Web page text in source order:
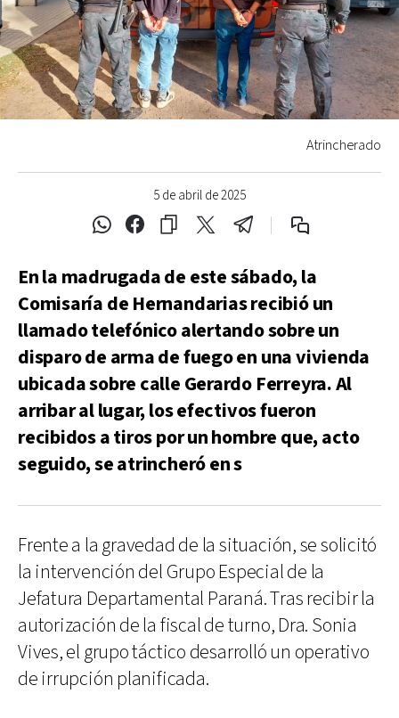
5 de abril de 2025
Atrincherado
En la madrugada de este sábado, la
Comisaría de Hernandarias recibió un
llamado telefónico alertando sobre un
disparo de arma de fuego en una vivienda
ubicada sobre calle Gerardo Ferreyra. Al
arribar al lugar, los efectivos fueron
recibidos a tiros por un hombre que, acto
seguido, se atrincheró en s
Frente a la gravedad de la situación, se solicitó
la intervención del Grupo Especial de la
Jefatura Departamental Paraná. Tras recibir la
autorización de la fiscal de turno, Dra. Sonia
Vives, el grupo táctico desarrolló un operativo
de irrupción planificada.